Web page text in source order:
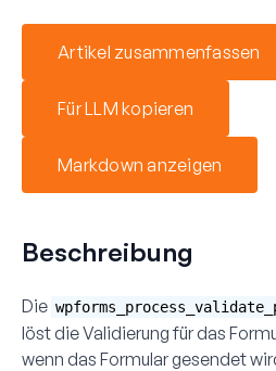
Artikel zusammenfassen
Für LLM kopieren
Markdown anzeigen
Beschreibung
Die
löst die Validierung für das
wenn das Formular gesendet